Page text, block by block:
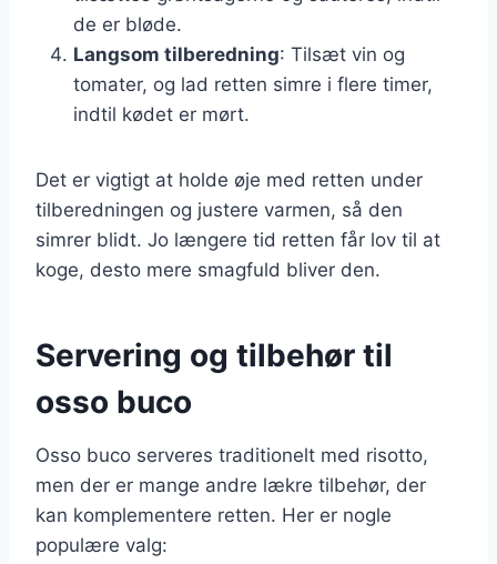
de er bløde.
Langsom tilberedning: Tilsæt vin og
tomater, og lad retten simre i flere timer,
indtil kødet er mørt.
Det er vigtigt at holde øje med retten under
tilberedningen og justere varmen, så den
simrer blidt. Jo længere tid retten får lov til at
koge, desto mere smagfuld bliver den.
Servering og tilbehør til
osso buco
Osso buco serveres traditionelt med risotto,
men der er mange andre lækre tilbehør, der
kan komplementere retten. Her er nogle
populære valg: